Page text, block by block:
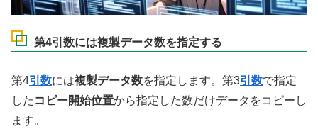
第4引数には複製データ数を指定する
第4引数には複製データ数を指定します。第3引数で指定
した コピー開始位置から指定した数だけデータをコピーし
ます。